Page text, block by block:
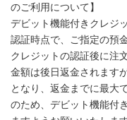
のご利用について】
デビット機能付きクレジ
認証時点で、ご指定の預
クレジットの認証後に注
金額は後日返金されます
となり、返金までに最大
のため、デビット機能付